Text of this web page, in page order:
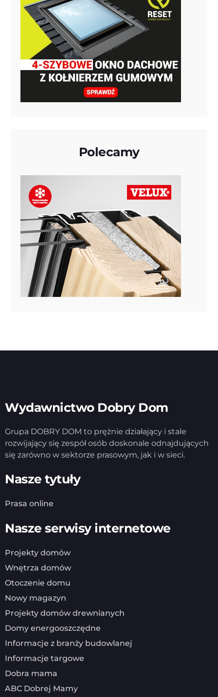
Polecamy
Wydawnictwo Dobry Dom
Grupa DOBRY DOM to prężnie działający i stale
rozwijający się zespół osób doskonale odnajdujących
się zarówno w sektorze prasowym, jak i w sieci.
Nasze tytuły
Prasa online
Nasze serwisy internetowe
Projekty domów
Wnętrza domów
Otoczenie domu
Nowy magazyn
Projekty domów drewnianych
Domy energooszczędne
Informacje z branży budowlanej
Informacje targowe
Dobra mama
ABC Dobrej Mamy